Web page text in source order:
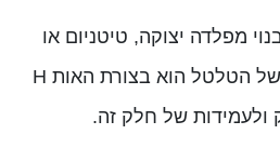
מפלדה יצוקה, טיטניום או
של הטלטל הוא בצורת האות H
ולעמידות של חלק זה.